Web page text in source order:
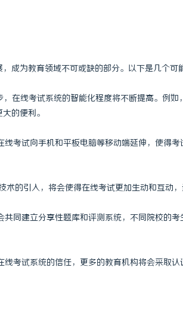
成为教育领域不可或缺的部分。以下是几个可
在线考试系统的智能化程度将不断提高。例
的便利。
考试向手机和平板电脑等移动端延伸，使得
的引入，将会使得在线考试更加生动和互动，
同建立分享性题库和评测系统，不同院校的
考试系统的信任，更多的教育机构将会采取认